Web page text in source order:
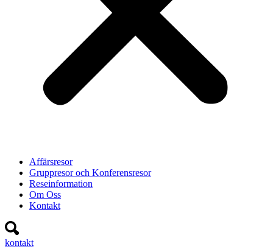
Affärsresor
Gruppresor och Konferensresor
Reseinformation
Om Oss
Kontakt
kontakt